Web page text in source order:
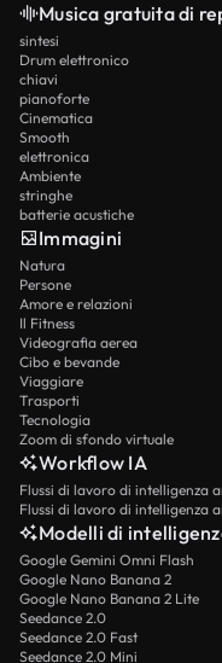
Musica gratuita di
sintesi
Drum elettronico
chiavi
pianoforte
Cinematica
Smooth
elettronica
Ambiente
stringhe
batterie acustiche
Immagini
Natura
Persone
Amore e relazioni
Il Fitness
Videografia aerea
Cibo e bevande
Viaggiare
Trasporti
Tecnologia
Zoom di sfondo virtuale
Workflow IA
Flussi di lavoro di intelligenza
Modelli di
Google Gemini Omni Flash
Google Nano Banana 2
Google Nano Banana 2 Lite
Seedance 2.0
Seedance 2.0 Fast
Seedance 2.0 Mini